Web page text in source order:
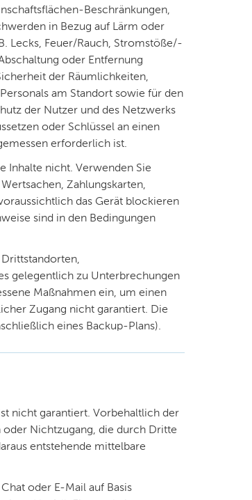
Beschränkungen,
in Bezug auf Lärm oder
Lecks, Feuer/Rauch, Stromstöße/-
oder Entfernung
der Räumlichkeiten,
am Standort sowie für den
der Nutzer und des Netzwerks
oder Schlüssel an einen
erforderlich ist.
Inhalte nicht. Verwenden Sie
Zahlungskarten,
das Gerät blockieren
sind in den Bedingungen
gelegentlich zu Unterbrechungen
Maßnahmen ein, um einen
Zugang nicht garantiert. Die
eines Backup-Plans).
nicht garantiert. Vorbehaltlich der
Nichtzugang, die durch Dritte
entstehende mittelbare
oder E-Mail auf Basis